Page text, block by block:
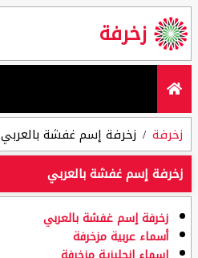
زخرفة
زخرفة
زخرفة إسم غفشة بالعربي
زخرفة إسم غفشة بالعربي
زخرفة إسم غفشة بالعربي
أسماء عربية مزخرفة